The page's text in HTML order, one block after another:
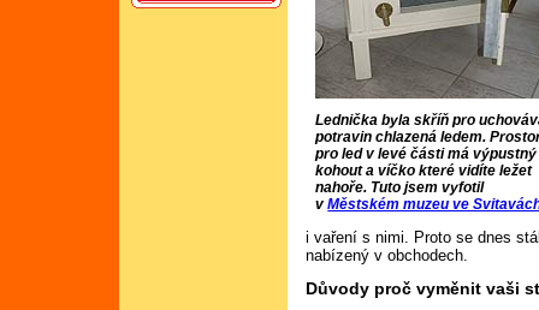
Lednička byla skříň pro
potravin chlazená ledem.
pro led v levé části má výpustný
kohout a víčko které vidíte ležet
nahoře. Tuto jsem vyfotil
vMěstském muzeu ve
i vaření s nimi. Proto se dnes
nabízený v obchodech.
Důvody proč vyměnit vaši